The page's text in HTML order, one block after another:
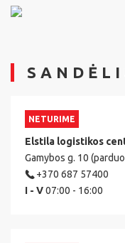
NETURIME
Elstila logistikos
Gamybos g. 10
+370 687 57400
I - V07:00 - 16:00